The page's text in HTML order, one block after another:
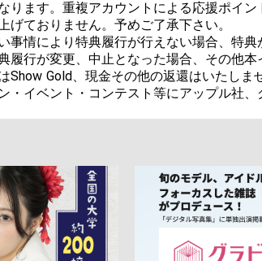
ります。重複アカウントによる応援ポイ
ておりません。予めご了承下さい。
事情により特典履行が行えない場合、特
履行が変更、中止となった場合、その他
Show Gold、現金その他の返還はいたしま
・イベント・コンテスト等にアップル社、